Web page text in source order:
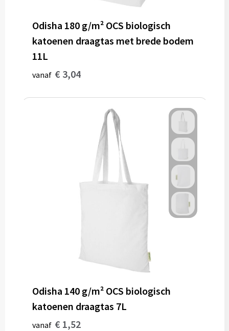
Odisha 180 g/m² OCS biologisch
katoenen draagtas met brede bodem
11L
vanaf € 3,04
Odisha 140 g/m² OCS biologisch
katoenen draagtas 7L
vanaf € 1,52